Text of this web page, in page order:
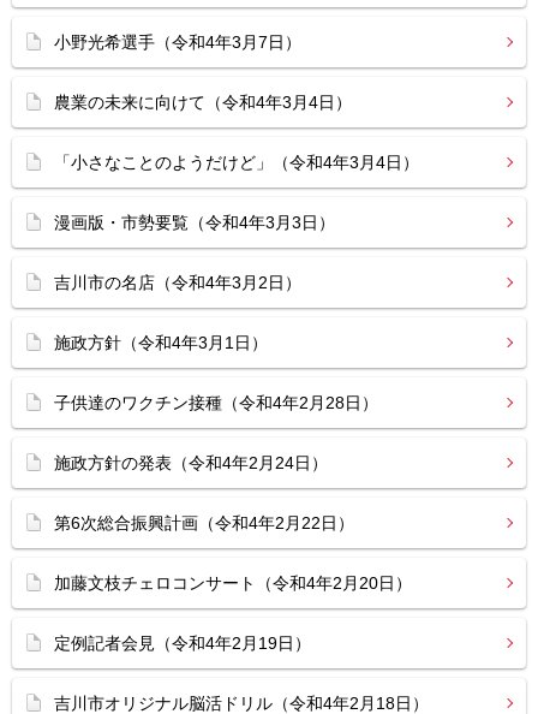
小野光希選手（令和4年3月7日）
農業の未来に向けて（令和4年3月4日）
「小さなことのようだけど」（令和4年3月4日）
漫画版・市勢要覧（令和4年3月3日）
吉川市の名店（令和4年3月2日）
施政方針（令和4年3月1日）
子供達のワクチン接種（令和4年2月28日）
施政方針の発表（令和4年2月24日）
第6次総合振興計画（令和4年2月22日）
加藤文枝チェロコンサート（令和4年2月20日）
定例記者会見（令和4年2月19日）
吉川市オリジナル脳活ドリル（令和4年2月18日）